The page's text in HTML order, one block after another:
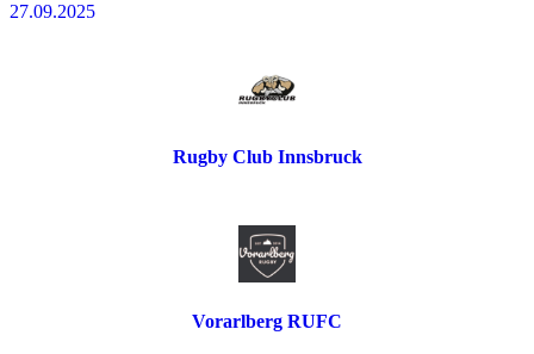
27.09.2025
Rugby Club Innsbruck
Vorarlberg RUFC